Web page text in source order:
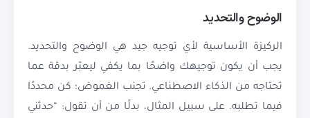
الوضوح والتحديد
الركيزة الأساسية لأي توجيه جيد هي الوضوح والتحديد.
يجب أن يكون توجيهك واضحًا بما يكفي ليعبّر بدقة عما
تحتاجه من الذكاء الاصطناعي. تجنب الغموض؛ كن محددًا
فيما تطلبه. على سبيل المثال، بدلًا من أن تقول: “حدثني